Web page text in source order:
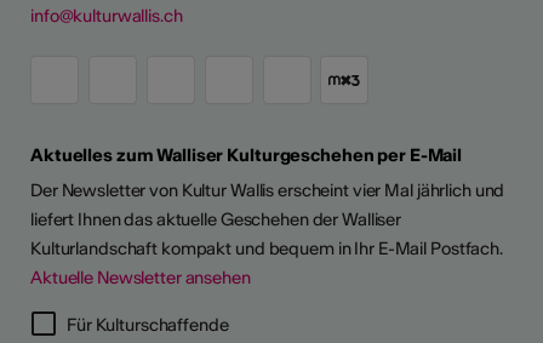
info@kulturwallis.ch
Aktuelles zum Walliser Kulturgeschehen per E-Mail
Der Newsletter von Kultur Wallis erscheint vier Mal jährlich und
liefert Ihnen das aktuelle Geschehen der Walliser
Kulturlandschaft kompakt und bequem in Ihr E-Mail Postfach.
Aktuelle Newsletter ansehen
Für Kulturschaffende